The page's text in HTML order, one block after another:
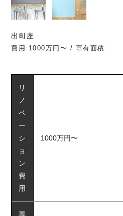
出町座
費用:1000万円〜 / 専有面積:
リ
ノ
ベ
ー
シ
ョ
ン
費
用
1000万円〜